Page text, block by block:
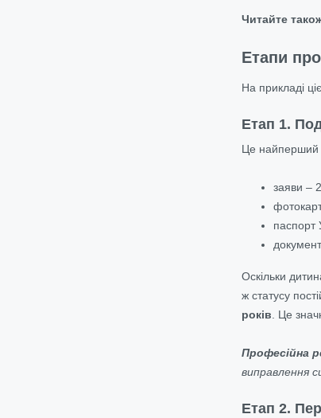
Читайте
Етапи
На прикладі
Етап 1.
Це найперший
заяви –
паспорт
Оскільки
ж статусу
років . Це
Професійна
виправлення
Етап 2.